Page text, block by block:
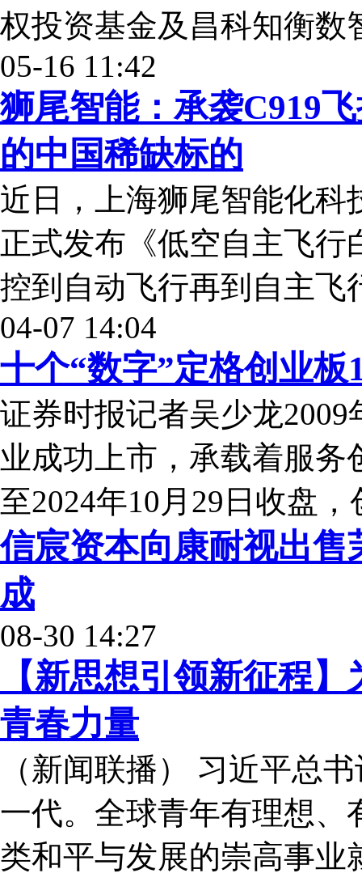
权投资基金及昌科知衡数
05-16 11:42
狮尾智能：承袭C919
的中国稀缺标的
近日，上海狮尾智能化科
正式发布《低空自主飞
控到自动飞行再到自主飞
04-07 14:04
十个“数字”定格创业板
证券时报记者吴少龙
业成功上市，承载着服
至2024年10月29日收盘，
信宸资本向康耐视出
成
08-30 14:27
【新思想引领新征程
青春力量
（新闻联播） 习近平总
一代。全球青年有理想、
类和平与发展的崇高事业